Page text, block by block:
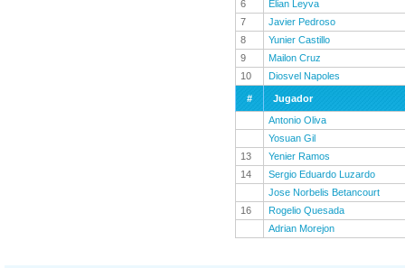
6
Elian Leyva
7
Javier Pedroso
8
Yunier Castillo
9
Mailon Cruz
10
Diosvel Napoles
#
Jugador
Antonio Oliva
Yosuan Gil
13
Yenier Ramos
14
Sergio Eduardo Luzardo
Jose Norbelis Betancourt
16
Rogelio Quesada
Adrian Morejon